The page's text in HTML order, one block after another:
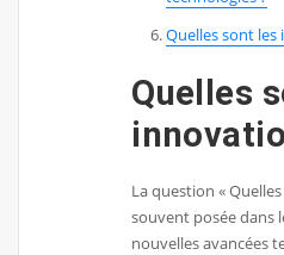
Quelles sont
Quelles
La question «
souvent posée dans
nouvelles avancées